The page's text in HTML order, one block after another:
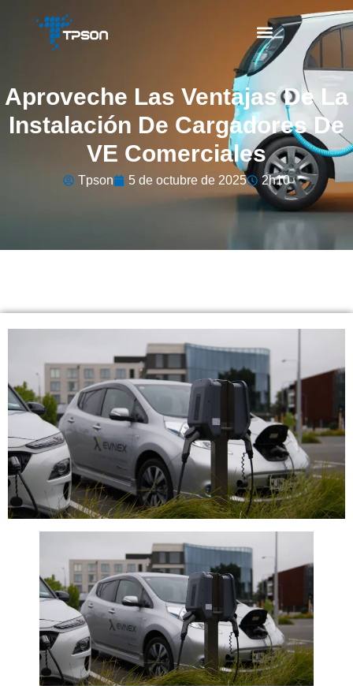
Aproveche Las Ventajas De La
Instalación De Cargadores De
VE Comerciales
Tpson 5 de octubre de 2025 2h10